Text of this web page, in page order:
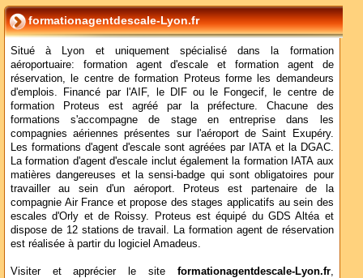
formationagentdescale-Lyon.fr
Situé à Lyon et uniquement spécialisé dans la formation
aéroportuaire: formation agent d'escale et formation agent de
réservation, le centre de formation Proteus forme les demandeurs
d'emplois. Financé par l'AIF, le DIF ou le Fongecif, le centre de
formation Proteus est agréé par la préfecture. Chacune des
formations s'accompagne de stage en entreprise dans les
compagnies aériennes présentes sur l'aéroport de Saint Exupéry.
Les formations d'agent d'escale sont agréées par IATA et la DGAC.
La formation d'agent d'escale inclut également la formation IATA aux
matières dangereuses et la sensi-badge qui sont obligatoires pour
travailler au sein d'un aéroport. Proteus est partenaire de la
compagnie Air France et propose des stages applicatifs au sein des
escales d'Orly et de Roissy. Proteus est équipé du GDS Altéa et
dispose de 12 stations de travail. La formation agent de réservation
est réalisée à partir du logiciel Amadeus.
Visiter et apprécier le site formationagentdescale-Lyon.fr,